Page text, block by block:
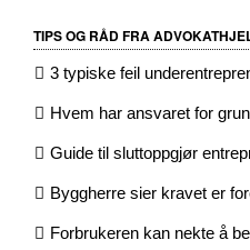
TIPS OG RÅD FRA
3 typiske feil
Hvem har ansvaret for
Guide til sluttoppgjør
Byggherre sier kravet er
Forbrukeren kan nekte å